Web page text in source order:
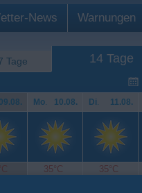
News Warnungen
Tage 14 Tage
09.08. Mo. 10.08. Di. 11.08.
35°C 35°C